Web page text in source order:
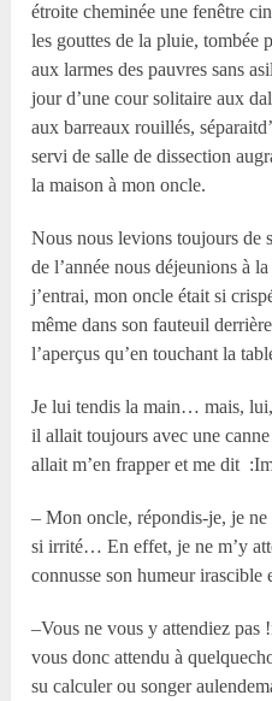
étroite cheminée une fenêtre
les gouttes de la pluie, tombée
aux larmes des pauvres sans
jour d’une cour solitaire aux
aux barreaux rouillés,
servi de salle de dissection
la maison à mon oncle.
Nous nous levions toujours de
de l’année nous déjeunions à
j’entrai, mon oncle était si
même dans son fauteuil
l’aperçus qu’en touchant la
Je lui tendis la main… mais,
il allait toujours avec une
allait m’en frapper et me dit
– Mon oncle, répondis-je, je ne
si irrité… En effet, je ne m’y
connusse son humeur irascible
–Vous ne vous y attendiez pas
vous donc attendu à
su calculer ou songer